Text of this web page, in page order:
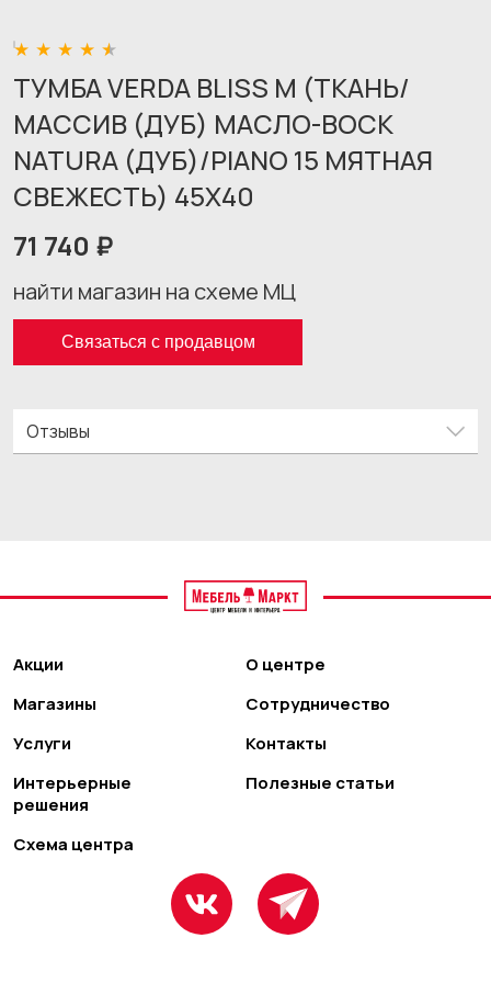
ТУМБА VERDA BLISS M (ТКАНЬ/
МАССИВ (ДУБ) МАСЛО-ВОСК
NATURA (ДУБ)/PIANO 15 МЯТНАЯ
СВЕЖЕСТЬ) 45X40
71 740 ₽
найти магазин на схеме МЦ
Связаться с продавцом
Отзывы
Акции
Магазины
Услуги
Интерьерные
решения
Схема центра
О центре
Сотрудничество
Контакты
Полезные статьи